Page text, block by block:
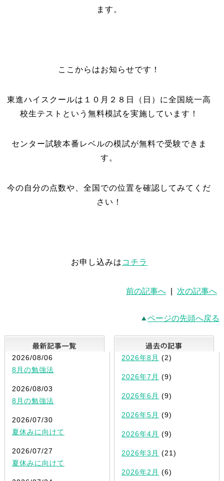
ます。
ここからはお知らせです！
東進ハイスクールは１０月２８日（日）に全国統一高
校生テストという無料模試を実施しています！
センター試験本番レベルの模試が無料で受験できま
す。
今の自分の点数や、全国での位置を確認してみてくだ
さい！
お申し込みは コチラ
前の記事へ 次の記事へ
ページの先頭へ戻る
最新記事一覧
2026/08/06
8月の勉強法
2026/08/03
8月の勉強法
2026/07/30
夏休みに向けて
2026/07/27
夏休みに向けて
2026年8月 (2)
2026年7月 (9)
2026年6月 (9)
2026年5月 (9)
2026年4月 (9)
2026年3月 (21)
2026年2月 (6)